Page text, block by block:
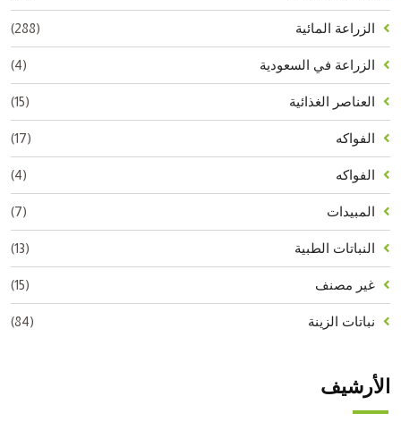
الزراعة المائية (288)
الزراعة في السعودية (4)
العناصر الغذائية (15)
الفواكه (17)
الفواكه (4)
المبيدات (7)
النباتات الطبية (13)
غير مصنف (15)
نباتات الزينة (84)
الأرشيف